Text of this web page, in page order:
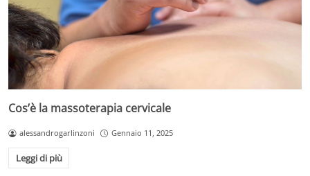
Cos’è la massoterapia cervicale
alessandrogarlinzoni Gennaio 11, 2025
Leggi di più